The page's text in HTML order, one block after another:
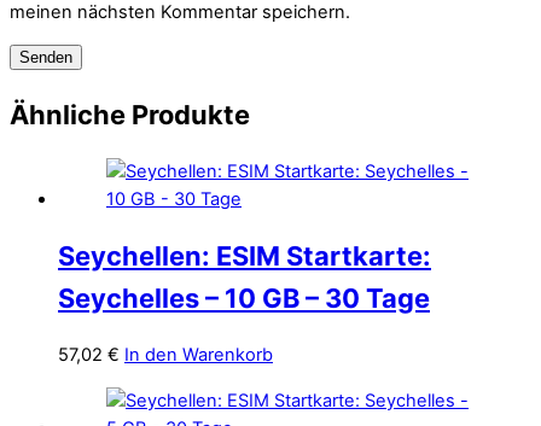
meinen nächsten Kommentar speichern.
Ähnliche Produkte
Seychellen: ESIM Startkarte:
Seychelles – 10 GB – 30 Tage
57,02 € In den Warenkorb